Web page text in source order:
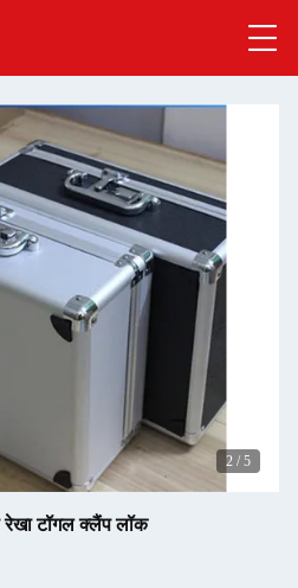
2 / 5
रेखा टॉगल क्लैंप लॉक